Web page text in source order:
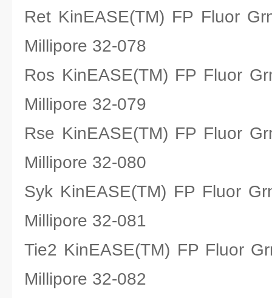
Ret KinEASE(TM) FP Fluor
Millipore 32-078
Ros KinEASE(TM) FP Fluor
Millipore 32-079
Rse KinEASE(TM) FP Fluor
Millipore 32-080
Syk KinEASE(TM) FP Fluor
Millipore 32-081
Tie2 KinEASE(TM) FP Fluor
Millipore 32-082